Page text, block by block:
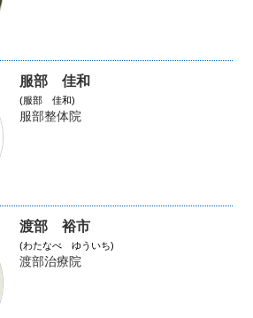
服部 佳和
(服部 佳和)
服部整体院
渡部 裕市
(わたなべ ゆういち)
渡部治療院